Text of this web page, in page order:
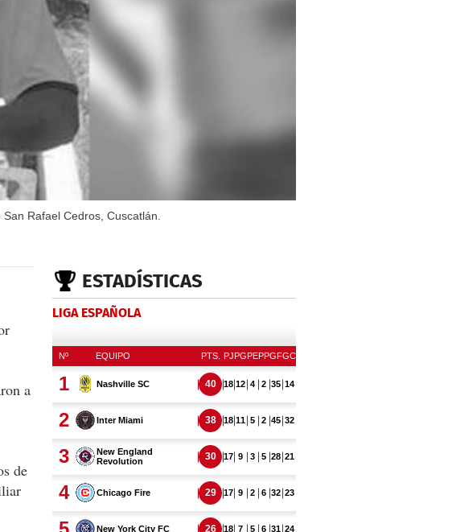
Rafael Cedros, Cuscatlán.
a
de
ESTADÍSTICAS
LIGA ESPAÑOLA